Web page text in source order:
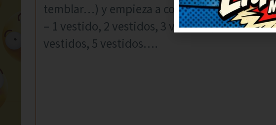
temblar…) y empieza a contar vestidos…
– 1 vestido, 2 vestidos, 3 vestidos, Buenas
vestidos, 5 vestidos….